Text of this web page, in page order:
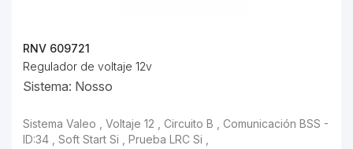
RNV 609721
Regulador de voltaje 12v
Sistema: Nosso
Sistema Valeo , Voltaje 12 , Circuito B , Comunicación BSS -
ID:34 , Soft Start Si , Prueba LRC Si ,